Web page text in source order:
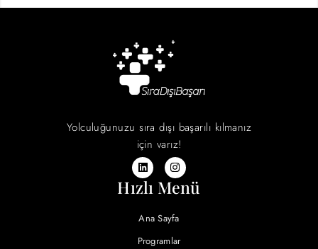
Yolculuğunuzu sıra dışı başarılı kılmanız
için varız!
Hızlı Menü
Ana Sayfa
Programlar